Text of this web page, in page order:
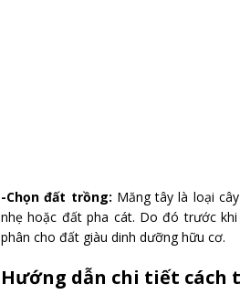
-Chọn đất trồng: Măng tây là loại
nhẹ hoặc đất pha cát. Do đó trước
phân cho đất giàu dinh dưỡng hữu cơ.
Hướng dẫn chi tiết cách